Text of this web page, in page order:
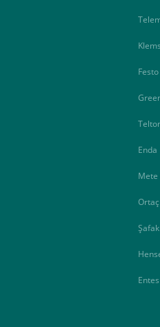
Festo
Enda
Mete
Ortaç
Şafak
Entes